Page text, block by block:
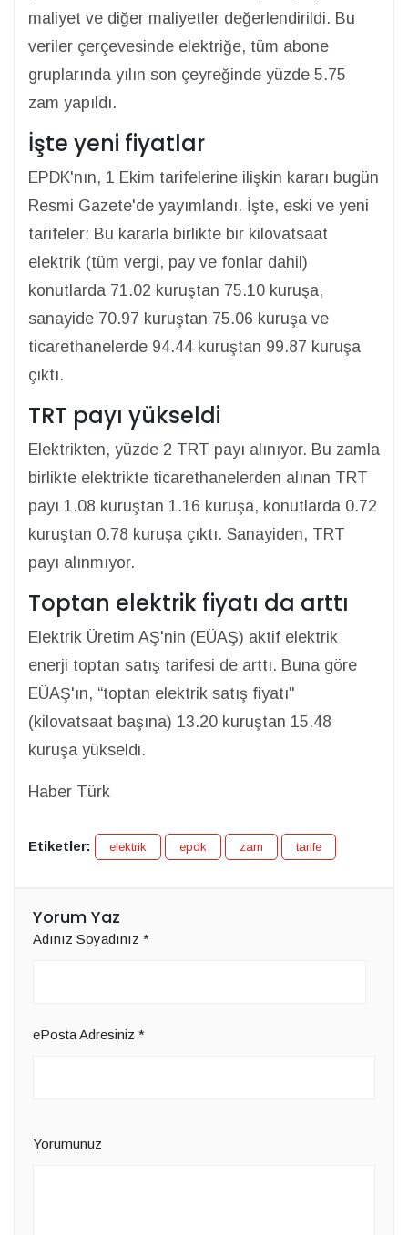
maliyet ve diğer maliyetler değerlendirildi. Bu
veriler çerçevesinde elektriğe, tüm abone
gruplarında yılın son çeyreğinde yüzde 5.75
zam yapıldı.
İşte yeni fiyatlar
EPDK'nın, 1 Ekim tarifelerine ilişkin kararı bugün
Resmi Gazete'de yayımlandı. İşte, eski ve yeni
tarifeler: Bu kararla birlikte bir kilovatsaat
elektrik (tüm vergi, pay ve fonlar dahil)
konutlarda 71.02 kuruştan 75.10 kuruşa,
sanayide 70.97 kuruştan 75.06 kuruşa ve
ticarethanelerde 94.44 kuruştan 99.87 kuruşa
çıktı.
TRT payı yükseldi
Elektrikten, yüzde 2 TRT payı alınıyor. Bu zamla
birlikte elektrikte ticarethanelerden alınan TRT
payı 1.08 kuruştan 1.16 kuruşa, konutlarda 0.72
kuruştan 0.78 kuruşa çıktı. Sanayiden, TRT
payı alınmıyor.
Toptan elektrik fiyatı da arttı
Elektrik Üretim AŞ'nin (EÜAŞ) aktif elektrik
enerji toptan satış tarifesi de arttı. Buna göre
EÜAŞ'ın, “toptan elektrik satış fiyatı"
(kilovatsaat başına) 13.20 kuruştan 15.48
kuruşa yükseldi.
Haber Türk
Etiketler: elektrik epdk zam tarife
Yorum Yaz
Adınız Soyadınız *
ePosta Adresiniz *
Yorumunuz